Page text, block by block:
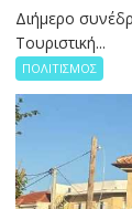
Διήμερο
Τουριστική...
ΠΟΛΙΤΙΣΜΟΣ